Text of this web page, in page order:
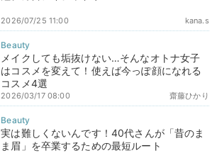
kana.s
2026/07/25 11:00
メイクしても垢抜けない…そんなオトナ女子
はコスメを変えて！使えば今っぽ顔になれる
コスメ4選
齋藤ひかり
2026/03/17 08:00
実は難しくないんです！40代さんが「昔のま
ま眉」を卒業するための最短ルート